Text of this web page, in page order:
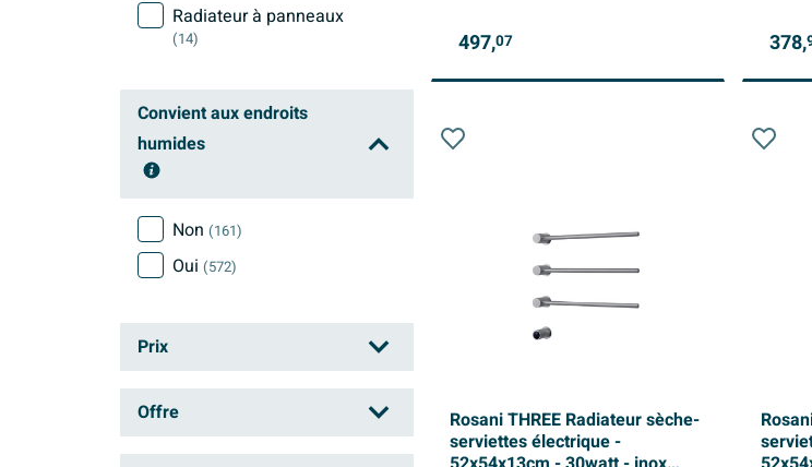
Radiateur à panneaux
(14)
Convient aux endroits
humides
Non (161)
Oui (572)
Prix
Offre
497,07 378,
Rosani THREE Radiateur sèche-
serviettes électrique -